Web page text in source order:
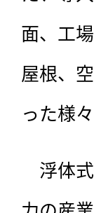
面、工
屋根、
った様
浮体